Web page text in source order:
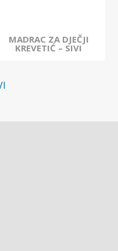
MADRAC ZA DJEČJI
KREVETIĆ – SIVI